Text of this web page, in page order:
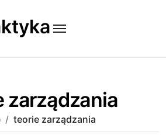
zarządzania
teorie zarządzania